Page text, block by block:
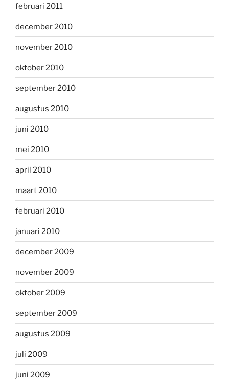
februari 2011
december 2010
november 2010
oktober 2010
september 2010
augustus 2010
juni 2010
mei 2010
april 2010
maart 2010
februari 2010
januari 2010
december 2009
november 2009
oktober 2009
september 2009
augustus 2009
juli 2009
juni 2009